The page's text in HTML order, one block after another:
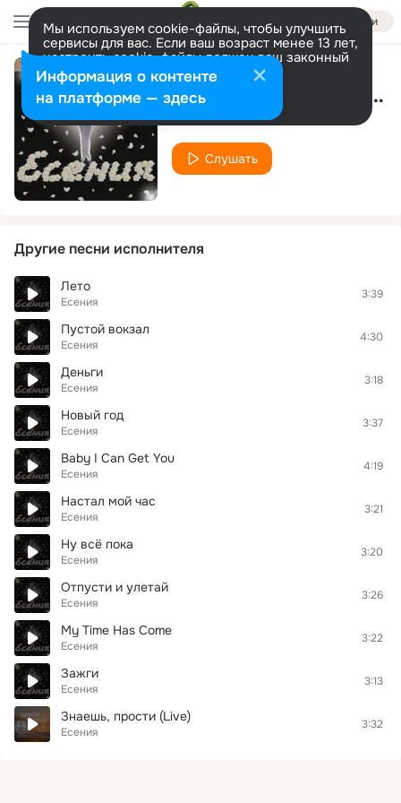
Войти
Мы используем cookie-файлы, чтобы улучшить
сервисы для вас. Если ваш возраст менее 13 лет,
настроить cookie-файлы должен ваш законный
представитель. Больше информации
Разрешить все Настроить Всё было не всерьёз
Есения
Слушать
Другие песни исполнителя
Лето
Есения
3:39
Пустой вокзал
Есения
4:30
Деньги
Есения
3:18
Новый год
Есения
3:37
Baby I Can Get You
Есения
4:19
Настал мой час
Есения
3:21
Ну всё пока
Есения
3:20
Отпусти и улетай
Есения
3:26
My Time Has Come
Есения
3:22
Зажги
Есения
3:13
Знаешь, прости (Live)
Есения
3:32
Информация о контенте
на платформе — здесь